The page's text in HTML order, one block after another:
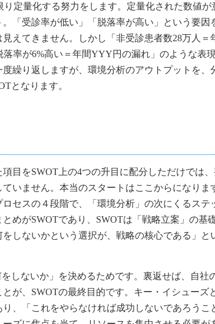
り定量化する努力をします。定量化された数値
「受診率が低い」「脱落率が高い」という要因
えてきません。しかし「非受診患者数28万人＝
落率が6%高い＝年間YYY円の漏れ」のような表
繰り返しますが、環境分析のアウトプットを、
となります。
目をSWOT上の4つの升目に配分しただけでは
いません。本当のスタートはここからになりま
セスの４段階で、「環境分析」の次にくるステ
めがSWOTであり、SWOTは「戦略立案」の基
しないかという選択が、戦略の核心である」と
しないか」を決めるためです。裏返せば、自社
が、SWOTの最終目的です。キー・イシューズ
り、「これをやらなければ成功しないであろうこ